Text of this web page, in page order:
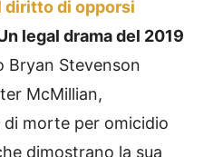
diritto di opporsi
legal drama del 2019
Bryan Stevenson
McMillian,
morte per omicidio
dimostrano la sua